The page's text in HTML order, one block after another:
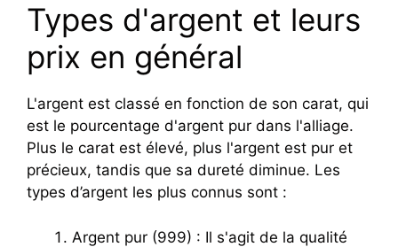
Types d'argent et leurs
prix en général
L'argent est classé en fonction de son carat, qui
est le pourcentage d'argent pur dans l'alliage.
Plus le carat est élevé, plus l'argent est pur et
précieux, tandis que sa dureté diminue. Les
types d’argent les plus connus sont :
Argent pur (999) : Il s'agit de la qualité